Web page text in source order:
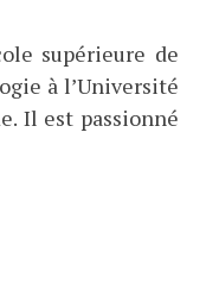
supérieure de
à l’Université
Il est passionné